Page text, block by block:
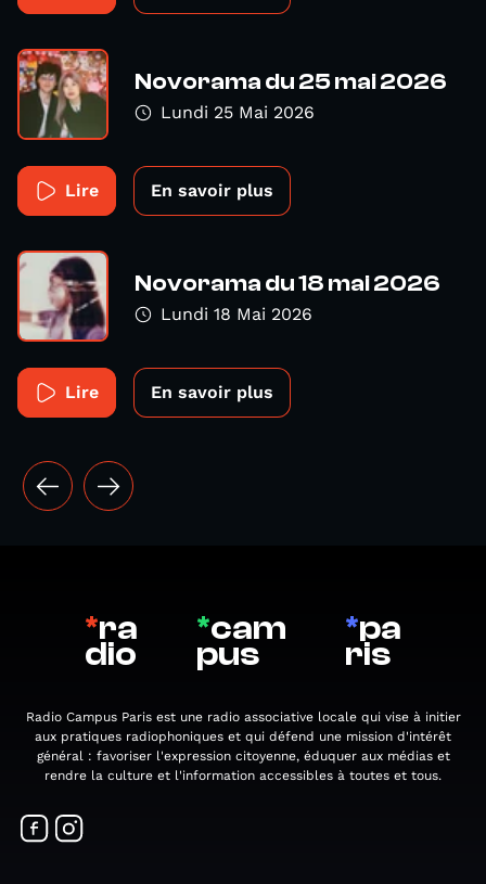
Novorama du 25 mai 2026
Lundi 25 Mai 2026
Lire En savoir plus
Novorama du 18 mai 2026
Lundi 18 Mai 2026
Lire En savoir plus
*ra
dio
*cam
pus
*pa
ris
Radio Campus Paris est une radio associative locale qui vise à initier
aux pratiques radiophoniques et qui défend une mission d'intérêt
général : favoriser l'expression citoyenne, éduquer aux médias et
rendre la culture et l'information accessibles à toutes et tous.